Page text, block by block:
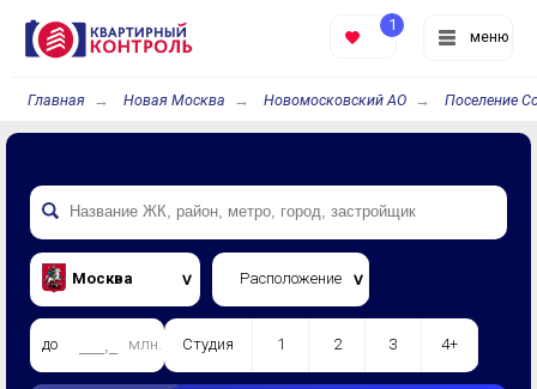
меню
1
Главная Новая Москва Новомосковский АО Поселение
Москва Расположение
до млн. Студия 1 2 3 4+